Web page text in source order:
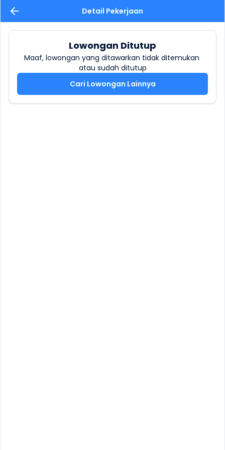
Detail Pekerjaan
Lowongan Ditutup
Maaf, lowongan yang ditawarkan tidak ditemukan
atau sudah ditutup
Cari Lowongan Lainnya